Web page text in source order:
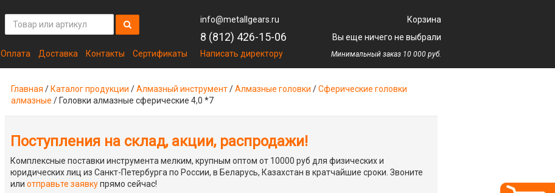
Оплата Доставка Контакты Сертификаты
info@metallgears.ru
8 (812) 426-15-06
Написать директору
Корзина
Вы еще ничего не выбрали
Минимальный заказ 10 000 руб.
Главная / Каталог продукции /Алмазный инструмент/Алмазные головки /Сферические головки
алмазные / Головки алмазные сферические 4,0 *7
Поступления на склад, акции, распродажи!
Комплексные поставки инструмента мелким, крупным оптом от 10000 руб для физических и
юридических лиц из Санкт-Петербурга по России, в Беларусь, Казахстан в кратчайшие сроки. Звоните
или отправьте заявкупрямо сейчас!